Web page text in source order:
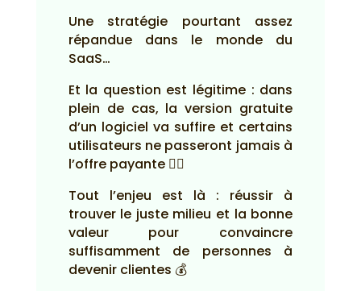
Une stratégie pourtant assez
répandue dans le monde du
SaaS…
Et la question est légitime : dans
plein de cas, la version gratuite
d’un logiciel va suffire et certains
utilisateurs ne passeront jamais à
l’offre payante 🤷‍♂️
Tout l’enjeu est là : réussir à
trouver le juste milieu et la bonne
valeur pour convaincre
suffisamment de personnes à
devenir clientes 💰